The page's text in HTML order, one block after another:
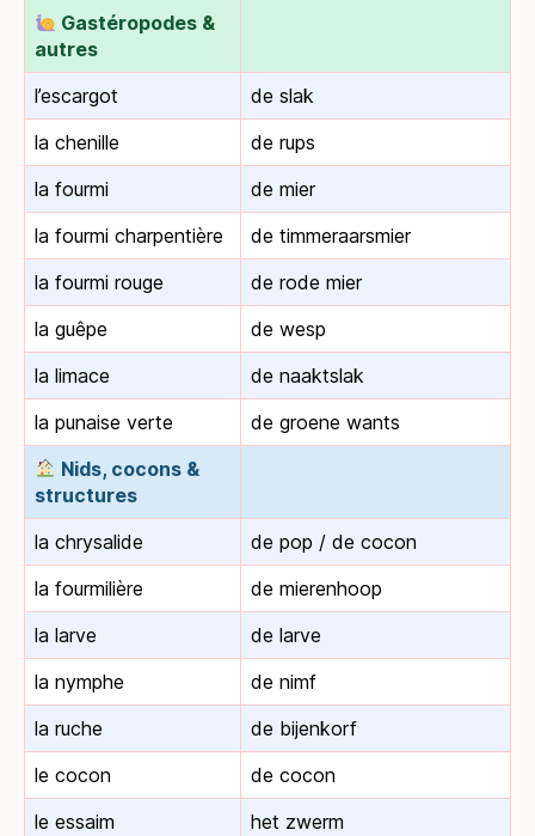
Gastéropodes &
autres
l’escargot
de slak
la chenille
de rups
la fourmi
de mier
la fourmi charpentière
de timmeraarsmier
la fourmi rouge
de rode mier
la guêpe
de wesp
la limace
de naaktslak
la punaise verte
de groene wants
Nids, cocons &
structures
la chrysalide
de pop / de cocon
la fourmilière
de mierenhoop
la larve
de larve
la nymphe
de nimf
la ruche
de bijenkorf
le cocon
de cocon
le essaim
het zwerm